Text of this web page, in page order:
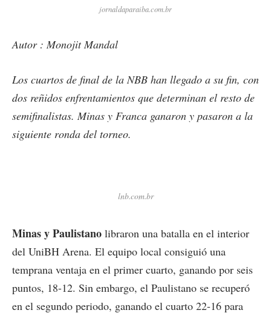
jornaldaparaiba.com.br
Autor : Monojit Mandal
Los cuartos de final de la NBB han llegado a su fin, con
dos reñidos enfrentamientos que determinan el resto de
semifinalistas. Minas y Franca ganaron y pasaron a la
siguiente ronda del torneo.
lnb.com.br
Minas y Paulistano libraron una batalla en el interior
del UniBH Arena. El equipo local consiguió una
temprana ventaja en el primer cuarto, ganando por seis
puntos, 18-12. Sin embargo, el Paulistano se recuperó
en el segundo periodo, ganando el cuarto 22-16 para